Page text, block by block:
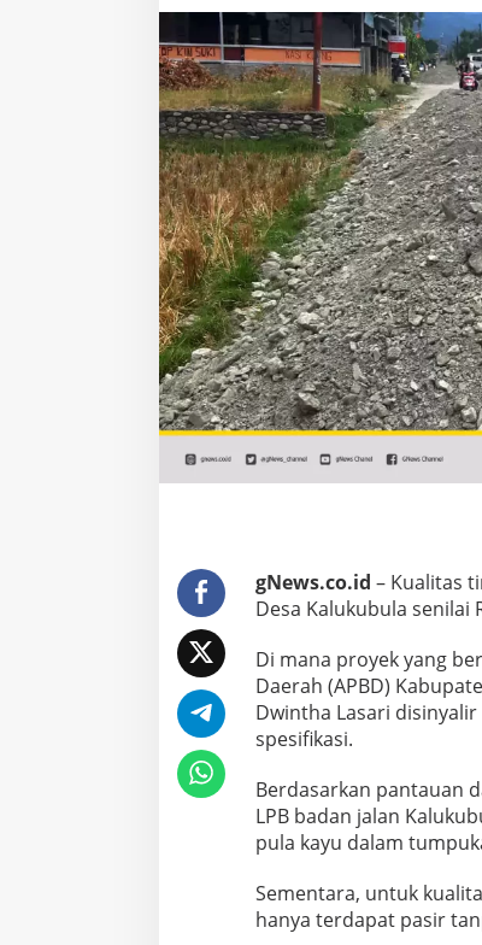
gNews.co.id – Kualitas
Desa Kalukubula
Di mana proyek yang
Daerah (APBD)
Dwintha Lasari
spesifikasi.
Berdasarkan pantauan
LPB badan jalan
pula kayu dalam
Sementara, untuk
hanya terdapat pasir